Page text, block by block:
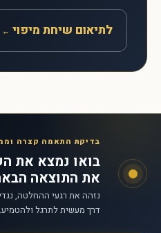
לתיאום שיחת מיפוי ←
בדיקת התאמה קצרה
בואו נמצא את
את התוצאה
נזהה את רגעי ההחלטה,
דרך מעשית לתרגל ולהטמיע.